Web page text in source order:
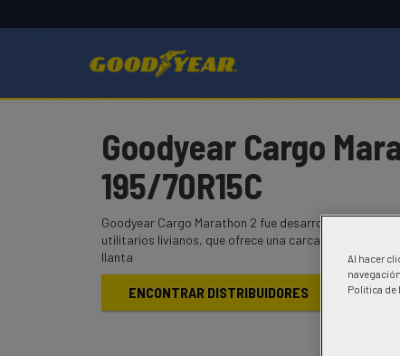
Goodyear Cargo
195/70R15C
Goodyear Cargo Marathon 2 fue desarrollada para el
utilitarios livianos, que ofrece una carcasa reforzada
llanta
ENCONTRAR DISTRIBUIDORES
Al hacer
Politica de